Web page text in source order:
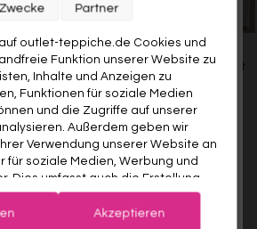
Kinderteppich Sand Beige
meliert "T-Rex & Friends" Smart
Kids
SMART KIDS
€99,00 Ab €70,00 29% gespart
outlet-teppiche.de Cookies und
Funktion unserer Website zu
Inhalte und Anzeigen zu
Funktionen für soziale Medien
und die Zugriffe auf unserer
Außerdem geben wir
Verwendung unserer Website an
für soziale Medien, Werbung und
Dies umfasst auch die Erstellung
Unsere Partner (Google
Facebook Shopify) führen diese
Zwecke Partner
Akzeptieren
AUF DEINE
BESTELLUNG! 😍
wird kein weiterer Code vergeben.